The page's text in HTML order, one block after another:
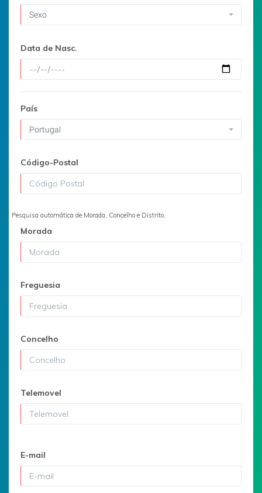
Sexo
Data de Nasc.
País
Portugal
Código-Postal
Pesquisa automática de Morada, Concelho e Distrito.
Morada
Freguesia
Concelho
Telemovel
E-mail